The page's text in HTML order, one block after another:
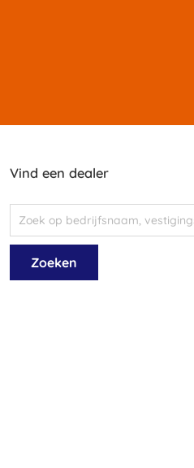
Vind een dealer